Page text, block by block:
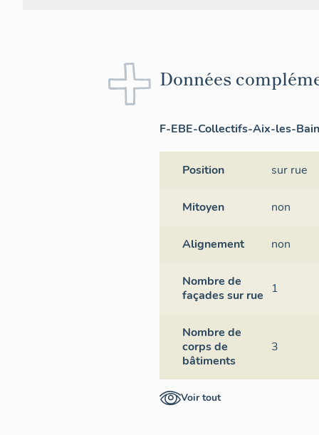
Données
F-EBE-Collectifs-Aix-les-
Position sur rue
Mitoyen non
Alignement non
Nombre de
façades sur rue
1
Nombre de
corps de
bâtiments
3
Voir tout